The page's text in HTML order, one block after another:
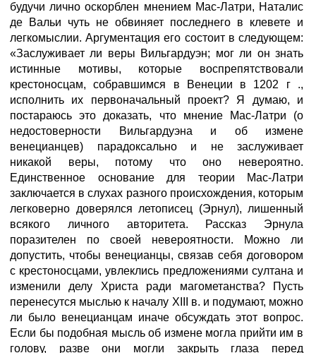
будучи лично оскорблен мнением Мас-Латри, Наталис
де Вальи чуть не обвиняет последнего в клевете и
легкомыслии. Аргументация его состоит в следующем:
«Заслуживает ли веры Вильгардуэн; мог ли он знать
истинные мотивы, которые воспрепятствовали
крестоносцам, собравшимся в Венеции в 1202 г .,
исполнить их первоначальный проект? Я думаю, и
постараюсь это доказать, что мнение Мас-Латри (о
недостоверности Вильгардуэна и об измене
венецианцев) парадоксально и не заслуживает
никакой веры, потому что оно невероятно.
Единственное основание для теории Мас-Латри
заключается в слухах разного происхождения, которым
легковерно доверялся летописец (Эрнул), лишенный
всякого личного авторитета. Рассказ Эрнула
поразителен по своей невероятности. Можно ли
допустить, чтобы венецианцы, связав себя договором
с крестоносцами, увлеклись предложениями султана и
изменили делу Христа ради магометанства? Пусть
перенесутся мыслью к началу XIII в. и подумают, можно
ли было венецианцам иначе обсуждать этот вопрос.
Если бы подобная мысль об измене могла прийти им в
голову, разве они могли закрыть глаза перед